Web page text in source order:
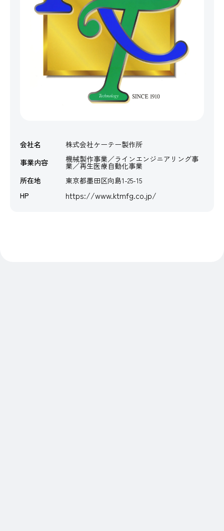
会社名
株式会社ケーテー製作所
事業内容
機械製作事業／ラインエンジニアリング事
業／再生医療自動化事業
所在地
東京都墨田区向島1-25-15
HP
https://www.ktmfg.co.jp/